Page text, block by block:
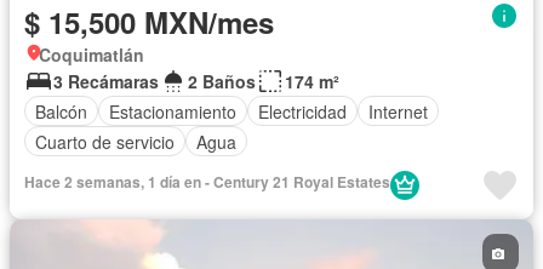
$ 15,500 MXN/mes
Coquimatlán
3 Recámaras
2 Baños
174 m²
Balcón
Estacionamiento Electricidad
Internet
Cuarto de servicio
Agua
Hace 2 semanas, 1 día en - Century 21 Royal Estates